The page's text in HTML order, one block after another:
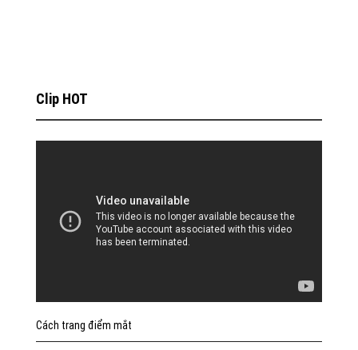
Clip HOT
Cách trang điểm mắt